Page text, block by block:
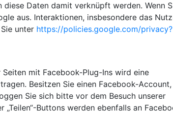
Daten damit verknüpft werden. Wenn
aus. Interaktionen, insbesondere das
unter https://policies.google.com/privacy?
mit Facebook-Plug-Ins wird eine
Besitzen Sie einen Facebook-Account,
Sie sich bitte vor dem Besuch unserer
Buttons werden ebenfalls an